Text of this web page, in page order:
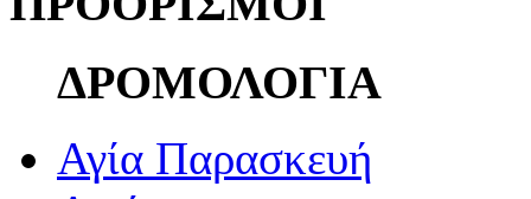
ΔΡΟΜΟΛΟΓΙΑ
Αγία Παρασκευή